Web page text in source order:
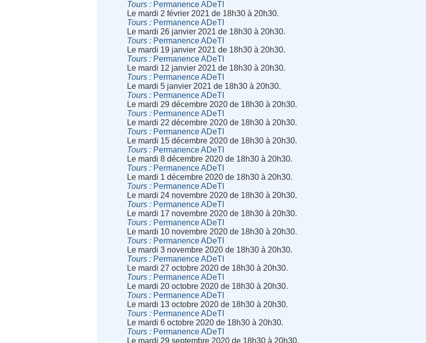
Tours
Permanence ADeTI
Le mardi 2 février 2021 de 18h30 à 20h30.
Tours
Permanence ADeTI
Le mardi 26 janvier 2021 de 18h30 à 20h30.
Tours
Permanence ADeTI
Le mardi 19 janvier 2021 de 18h30 à 20h30.
Tours
Permanence ADeTI
Le mardi 12 janvier 2021 de 18h30 à 20h30.
Tours
Permanence ADeTI
Le mardi 5 janvier 2021 de 18h30 à 20h30.
Tours
Permanence ADeTI
Le mardi 29 décembre 2020 de 18h30 à 20h30.
Tours
Permanence ADeTI
Le mardi 22 décembre 2020 de 18h30 à 20h30.
Tours
Permanence ADeTI
Le mardi 15 décembre 2020 de 18h30 à 20h30.
Tours
Permanence ADeTI
Le mardi 8 décembre 2020 de 18h30 à 20h30.
Tours
Permanence ADeTI
Le mardi 1 décembre 2020 de 18h30 à 20h30.
Tours
Permanence ADeTI
Le mardi 24 novembre 2020 de 18h30 à 20h30.
Tours
Permanence ADeTI
Le mardi 17 novembre 2020 de 18h30 à 20h30.
Tours
Permanence ADeTI
Le mardi 10 novembre 2020 de 18h30 à 20h30.
Tours
Permanence ADeTI
Le mardi 3 novembre 2020 de 18h30 à 20h30.
Tours
Permanence ADeTI
Le mardi 27 octobre 2020 de 18h30 à 20h30.
Tours
Permanence ADeTI
Le mardi 20 octobre 2020 de 18h30 à 20h30.
Tours
Permanence ADeTI
Le mardi 13 octobre 2020 de 18h30 à 20h30.
Tours
Permanence ADeTI
Le mardi 6 octobre 2020 de 18h30 à 20h30.
Tours
Permanence ADeTI
Le mardi 29 septembre 2020 de 18h30 à 20h30.